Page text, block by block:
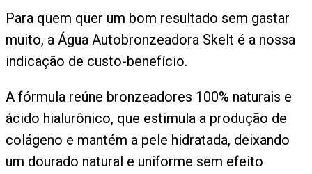
Para quem quer um bom resultado sem gastar
muito, a Água Autobronzeadora Skelt é a nossa
indicação de custo-benefício.
A fórmula reúne bronzeadores 100% naturais e
ácido hialurônico, que estimula a produção de
colágeno e mantém a pele hidratada, deixando
um dourado natural e uniforme sem efeito